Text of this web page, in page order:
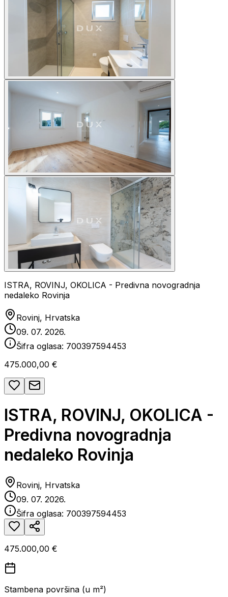
ISTRA, ROVINJ, OKOLICA - Predivna novogradnja
nedaleko Rovinja
Rovinj, Hrvatska
09. 07. 2026.
Šifra oglasa: 700397594453
475.000,00 €
ISTRA, ROVINJ, OKOLICA -
Predivna novogradnja
nedaleko Rovinja
Rovinj, Hrvatska
09. 07. 2026.
Šifra oglasa: 700397594453
475.000,00 €
Stambena površina (u m²)